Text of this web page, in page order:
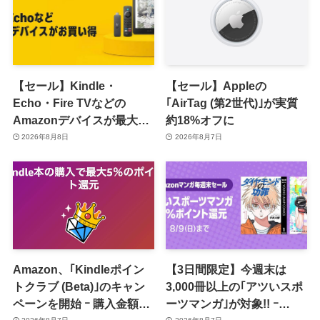
【セール】Kindle・
Echo・Fire TVなどの
Amazonデバイスが最大
31%オフに
2026年8月8日
【セール】Appleの
｢AirTag (第2世代)｣が実質
約18%オフに
2026年8月7日
Amazon、｢Kindleポイン
トクラブ (Beta)｣のキャン
ペーンを開始 ｰ 購入金額に
【3日間限定】今週末は
3,000冊以上の｢アツいスポ
ーツマンガ｣が対象!! ｰ